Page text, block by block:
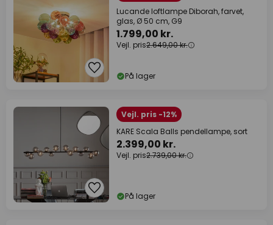
Lucande loftlampe Diborah, farvet,
glas, Ø 50 cm, G9
1.799,00 kr.
Vejl. pris2.649,00 kr.
På lager
Vejl. pris -12%
KARE Scala Balls pendellampe, sort
2.399,00 kr.
Vejl. pris2.739,00 kr.
På lager